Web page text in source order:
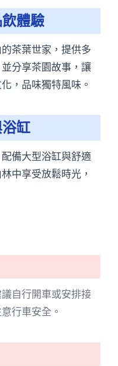
體驗
茶葉世家，提供多
分享茶園故事，讓
，品味獨特風味。
缸
備大型浴缸與舒適
中享受放鬆時光，
自行開車或安排接
行車安全。